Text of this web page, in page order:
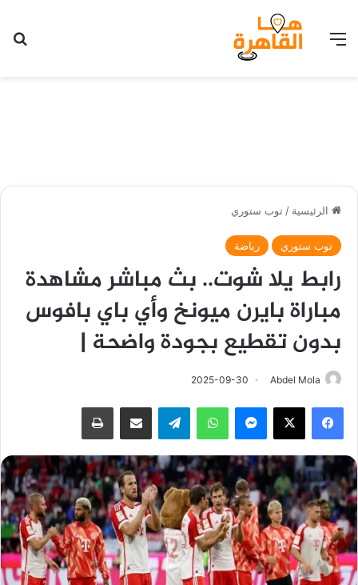
القائمة
الرئيسية / توب ستوري
توب ستوري رياضة
رابط يلا شوت.. بث مباشر مشاهدة
مباراة بايرن ميونخ وأي باي بافوس
بدون تقطيع بجودة واضحة |
Abdel Mola
2025-09-30
فيسبوك ‫X ماسنجر واتساب تيلقرام مشاركة عبر البريد طباعة